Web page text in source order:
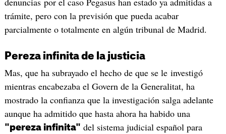
trámite, pero con la previsión que pueda acabar
parcialmente o totalmente en algún tribunal de Madrid.
Pereza infinita de la justicia
Mas, que ha subrayado el hecho de que se le investigó
mientras encabezaba el Govern de la Generalitat, ha
mostrado la confianza que la investigación salga adelante
aunque ha admitido que hasta ahora ha habido una
"pereza infinita" del sistema judicial español para